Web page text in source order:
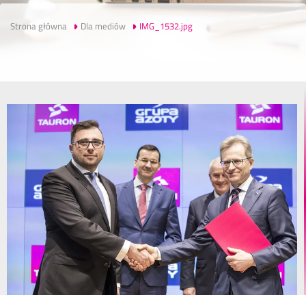
ę
Strona główna Dla mediów IMG_1532.jpg